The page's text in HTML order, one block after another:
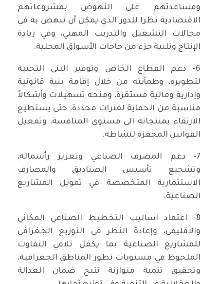
ومساعدتهم على النهوض بمشروعاتهم
الاقتصادية نظرا للدور الذي يمكن أن تنهض به في
مجالات التشغيل والتدريب المهني، وفي زيادة
الإنتاج وتلبية جزء من حاجات الأسواق المحلية.
6- دعم القطاع الخاص وتوفير البنى التحتية
لتطويره، وطمأنته من خلال إقامة بنية قانونية
وإدارية ومالية مستقرة، ومنحه تسهيلات وأشكالاً
مناسبة من الحماية لفترات محددة، حتى يستطيع
الارتقاء بمنتجاته الى مستوى المنافسة، وتفعيل
القوانين المحفزة لنشاطه.
7- دعم المصرف الصناعي وتعزيز رأسماله،
وتشجيع تأسيس الصناديق والمصارف
الاستثمارية المتخصصة في تمويل المشاريع
الصناعية.
8- اعتماد اساليب التخطيط الصناعي المكاني
والاقليمي، وإعادة النظر في التوزيع الجغرافي
للمشاريع الصناعية بما يكفل تلافي التفاوت
الملحوظ في مستويات تطور المناطق الجغرافية،
وتحقيق تنمية متوازنة تتيح ضمان العدالة